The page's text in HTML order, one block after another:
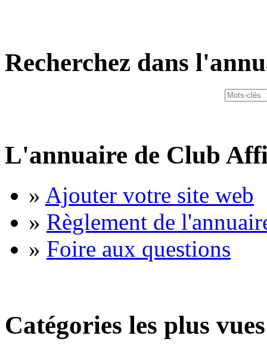
Recherchez dans
L'annuaire de Club
» Ajouter votre site web
» Règlement de
» Foire aux questions
Catégories les plus vues